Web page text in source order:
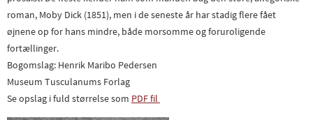
roman, Moby Dick (1851), men i de seneste år har stadig flere fået
øjnene op for hans mindre, både morsomme og foruroligende
fortællinger.
Bogomslag: Henrik Maribo Pedersen
Museum Tusculanums Forlag
Se opslag i fuld størrelse som PDF fil